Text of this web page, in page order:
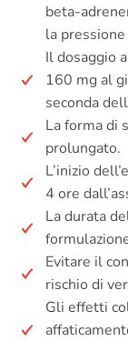
beta-
la
Il dosaggio
160 mg al
seconda
La forma di
prolungato.
L’inizio
4 ore
La durata
Evitare il
rischio di
Gli effetti